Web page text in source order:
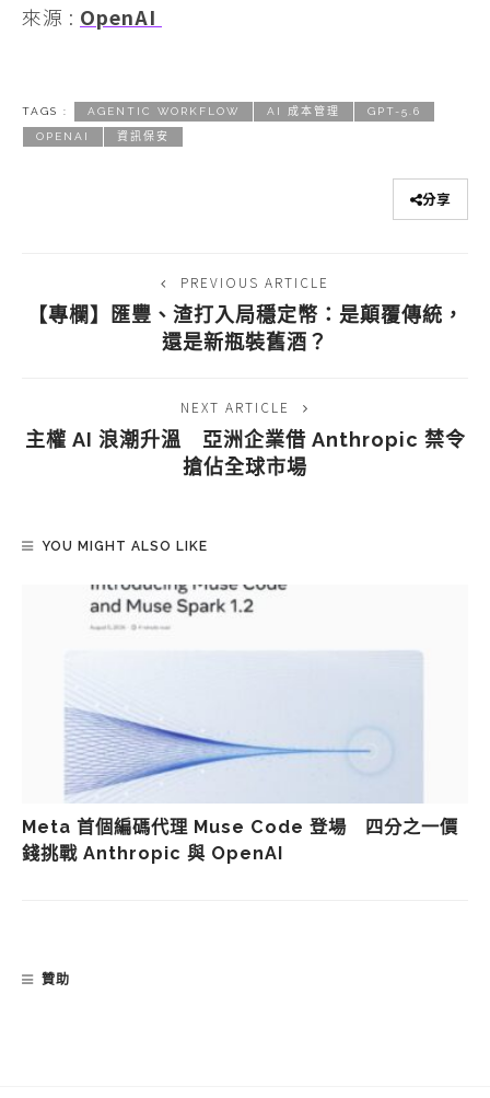
來源 : OpenAI
TAGS : AGENTIC WORKFLOW AI 成本管理 GPT-5.6
OPENAI 資訊保安
分享
PREVIOUS ARTICLE
【專欄】匯豐、渣打入局穩定幣：是顛覆傳統，
還是新瓶裝舊酒？
NEXT ARTICLE
主權 AI 浪潮升溫 亞洲企業借 Anthropic 禁令
搶佔全球市場
YOU MIGHT ALSO LIKE
Meta 首個編碼代理 Muse Code 登場 四分之一價
錢挑戰 Anthropic 與 OpenAI
贊助